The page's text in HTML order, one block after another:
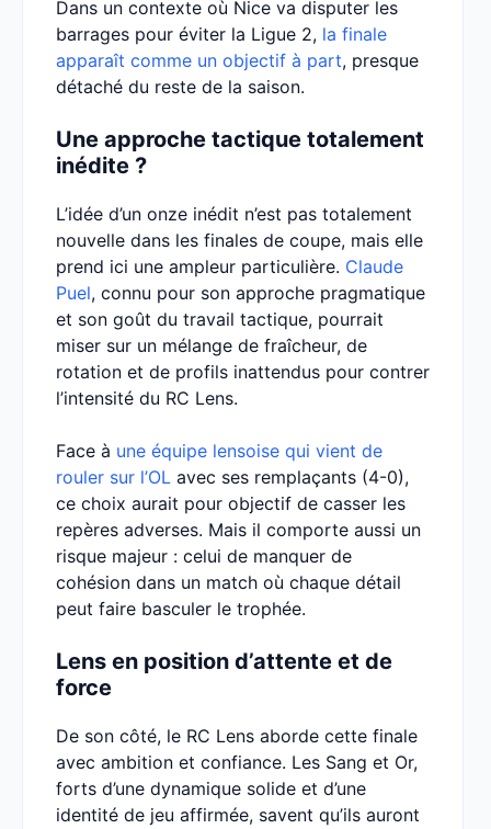
Dans un contexte où Nice va disputer les
barrages pour éviter la Ligue 2, la finale
apparaît comme un objectif à part, presque
détaché du reste de la saison.
Une approche tactique totalement
inédite ?
L’idée d’un onze inédit n’est pas totalement
nouvelle dans les finales de coupe, mais elle
prend ici une ampleur particulière. Claude
Puel, connu pour son approche pragmatique
et son goût du travail tactique, pourrait
miser sur un mélange de fraîcheur, de
rotation et de profils inattendus pour contrer
l’intensité du RC Lens.
Face à une équipe lensoise qui vient de
rouler sur l’OL avec ses remplaçants (4-0),
ce choix aurait pour objectif de casser les
repères adverses. Mais il comporte aussi un
risque majeur : celui de manquer de
cohésion dans un match où chaque détail
peut faire basculer le trophée.
Lens en position d’attente et de
force
De son côté, le RC Lens aborde cette finale
avec ambition et confiance. Les Sang et Or,
forts d’une dynamique solide et d’une
identité de jeu affirmée, savent qu’ils auront